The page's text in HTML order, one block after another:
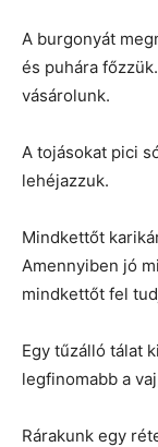
A burgonyát
és puhára
vásárolunk.
A tojásokat pici
lehéjazzuk.
Mindkettőt
Amennyiben jó
mindkettőt fel
Egy tűzálló tálat
legfinomabb a
Rárakunk egy